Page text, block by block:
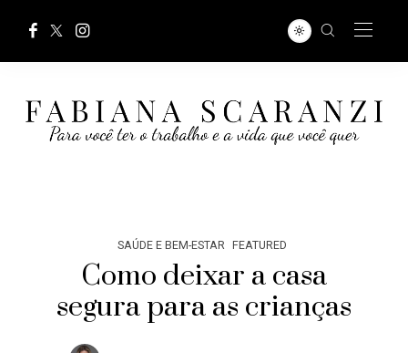
SAÚDE E BEM-ESTAR FEATURED
Como deixar a casa
segura para as crianças